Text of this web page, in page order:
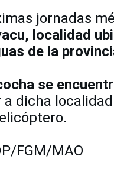
jornadas
localidad
de la
se
a dicha
FGM/MAO